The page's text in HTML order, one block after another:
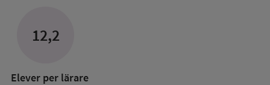
12,2
Elever per lärare